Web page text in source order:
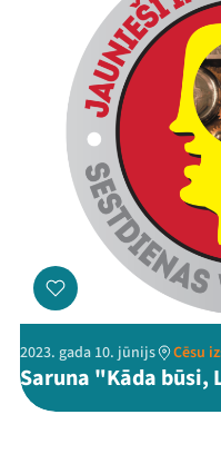
2023. gada 10. jūnijs Cēsu
Saruna "Kāda būsi,